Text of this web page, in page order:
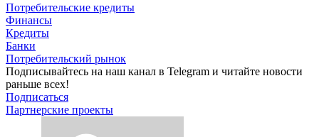
Потребительские кредиты
Финансы
Кредиты
Банки
Потребительский рынок
Подписывайтесь на наш канал в Telegram и читайте новости
раньше всех!
Подписаться
Партнерские проекты